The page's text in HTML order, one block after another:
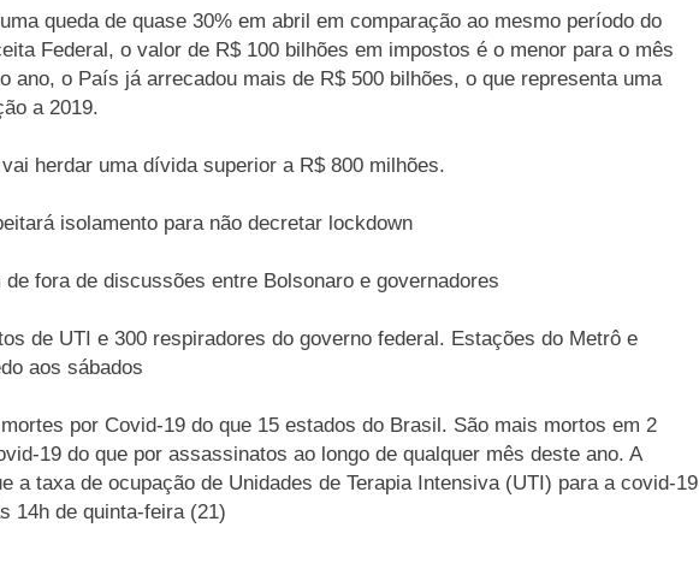
queda de quase 30% em abril em comparação ao mesmo período do
Federal, o valor de R$ 100 bilhões em impostos é o menor para o mês
ano, o País já arrecadou mais de R$ 500 bilhões, o que representa uma
a 2019.
herdar uma dívida superior a R$ 800 milhões.
isolamento para não decretar lockdown
fora de discussões entre Bolsonaro e governadores
de UTI e 300 respiradores do governo federal. Estações do Metrô e
aos sábados
por Covid-19 do que 15 estados do Brasil. São mais mortos em 2
19 do que por assassinatos ao longo de qualquer mês deste ano. A
a taxa de ocupação de Unidades de Terapia Intensiva (UTI) para a covid-19
14h de quinta-feira (21)